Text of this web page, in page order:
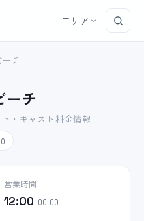
エリア
チ
ーチ
・キャスト料金情報
営業時間
12:00–00:00